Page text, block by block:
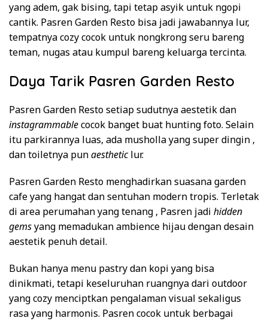
yang adem, gak bising, tapi tetap asyik untuk ngopi
cantik. Pasren Garden Resto bisa jadi jawabannya lur,
tempatnya cozy cocok untuk nongkrong seru bareng
teman, nugas atau kumpul bareng keluarga tercinta.
Daya Tarik Pasren Garden Resto
Pasren Garden Resto setiap sudutnya aestetik dan
instagrammablecocok banget buat hunting foto. Selain
itu parkirannya luas, ada musholla yang super dingin ,
dan toiletnya punaestheticlur.
Pasren Garden Resto menghadirkan suasana garden
cafe yang hangat dan sentuhan modern tropis. Terletak
di area perumahan yang tenang , Pasren jadi hidden
gemsyang memadukan ambience hijau dengan desain
aestetik penuh detail.
Bukan hanya menu pastry dan kopi yang bisa
dinikmati, tetapi keseluruhan ruangnya dari outdoor
yang cozy menciptkan pengalaman visual sekaligus
rasa yang harmonis. Pasren cocok untuk berbagai